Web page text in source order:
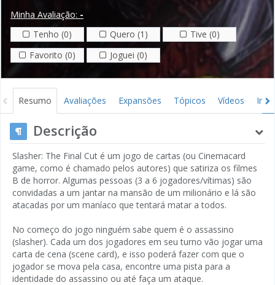
Minha Avaliação: -
Tenho (0)
Quero (1)
Tive (0)
Favorito (0)
Joguei (0)
Resumo Avaliações Expansões Tópicos Vídeos
Descrição
Slasher: The Final Cut é um jogo de cartas (ou Cinemacard
game, como é chamado pelos autores) que satiriza os filmes
B de horror. Algumas pessoas (3 a 6 jogadores/vítimas) são
convidadas a um jantar na mansão de um milionário e lá são
atacadas por um maníaco que tentará matar a todos.
No começo do jogo ninguém sabe quem é o assassino
(slasher). Cada um dos jogadores em seu turno vão jogar uma
carta de cena (scene card), e isso poderá fazer com que o
jogador se mova pela casa, encontre uma pista para a
identidade do assassino ou até faça um ataque.